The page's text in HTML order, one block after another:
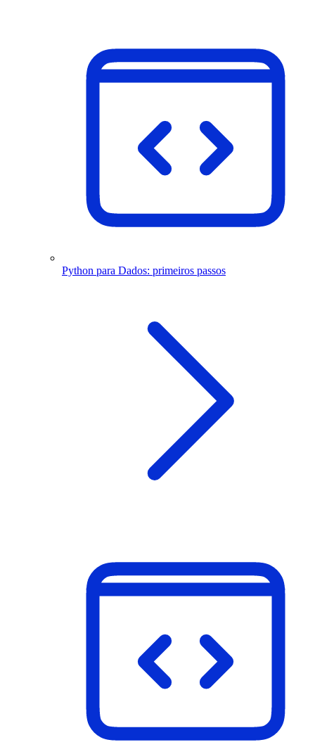
Python para Dados: primeiros passos